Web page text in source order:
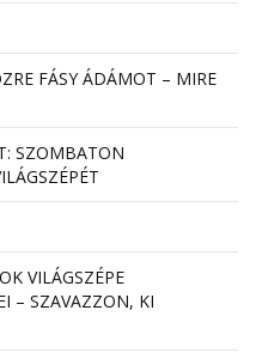
FÁSY ÁDÁMOT – MIRE
SZOMBATON
VILÁGSZÉPE
– SZAVAZZON, KI